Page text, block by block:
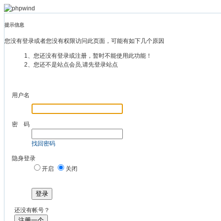
提示信息
您没有登录或者您没有权限访问此页面，可能有如下几个原因
1、您还没有登录或注册，暂时不能使用此功能！
2、您还不是站点会员,请先登录站点
用户名
密 码
找回密码
隐身登录
开启
关闭
登录
还没有帐号？